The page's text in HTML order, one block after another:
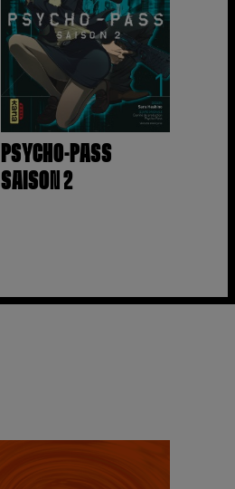
PSYCHO-PASS
SAISON 2